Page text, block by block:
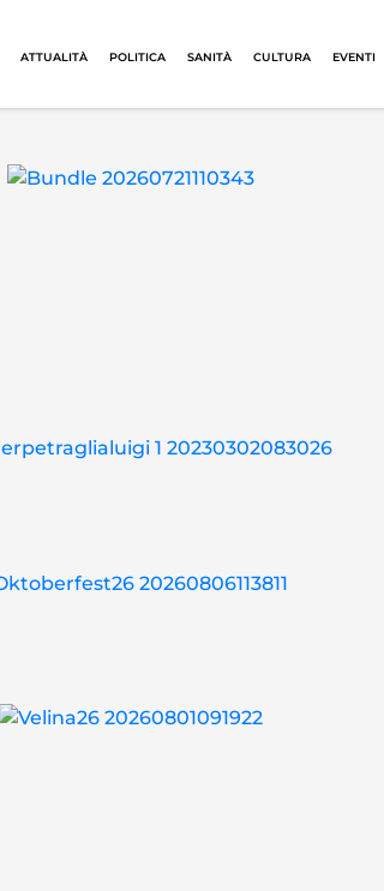
ATTUALITÀ POLITICA SANITÀ CULTURA EVENTI